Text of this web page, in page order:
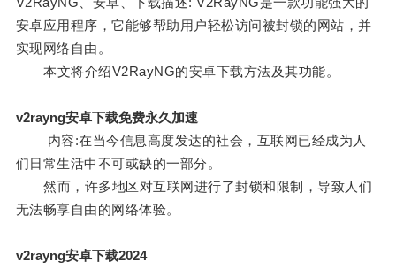
安卓应用程序，它能够帮助用户轻松访问被封锁的网站，并
实现网络自由。
本文将介绍V2RayNG的安卓下载方法及其功能。
v2rayng安卓下载免费永久加速
内容:在当今信息高度发达的社会，互联网已经成为人
们日常生活中不可或缺的一部分。
然而，许多地区对互联网进行了封锁和限制，导致人们
无法畅享自由的网络体验。
v2rayng安卓下载2024